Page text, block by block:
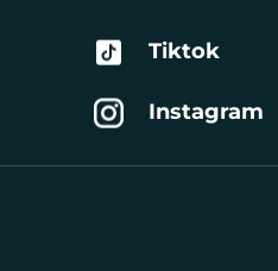
Tiktok
Instagram